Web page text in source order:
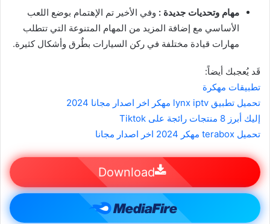
مهام وتحديات جديدة : وفي الأخير تم الإهتمام بوضع اللعب
الأساسي مع إضافة المزيد من المهام المتنوعة التي تتطلب
مهارات قيادة مختلفة في ركن السيارات بطٌرق وأشكال كثيرة.
قَد يُعجبك أيضاً:
تطبيقات مهكرة
تحميل تطبيق lynx iptv مهكر اخر اصدار مجانا 2024
إليك أبرز 8 منتجات رائجة على Tiktok
تحميل terabox مهكر 2024 اخر اصدار مجانا
Download